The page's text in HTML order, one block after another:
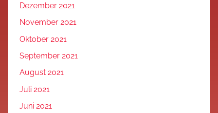
Dezember 2021
November 2021
Oktober 2021
September 2021
August 2021
Juli 2021
Juni 2021